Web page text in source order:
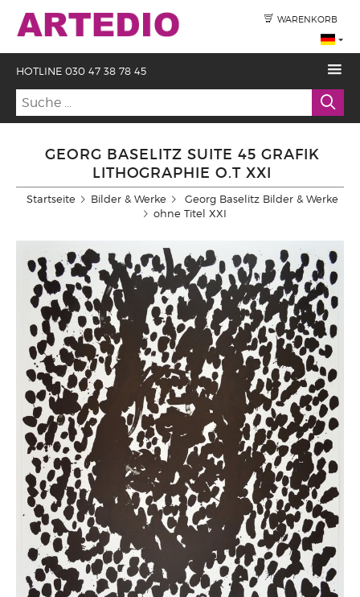
WARENKORB
HOTLINE 030 47 38 78 45
GEORG BASELITZ SUITE 45 GRAFIK
LITHOGRAPHIE O.T XXI
Startseite Bilder & Werke
Georg Baselitz Bilder & Werke
ohne Titel XXI